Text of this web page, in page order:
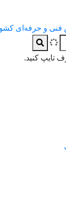
فنی و حرفه‌ای
تایپ کنید.